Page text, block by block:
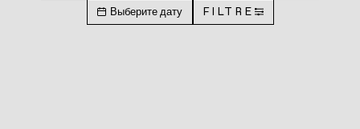
Выберите дату FILTRE